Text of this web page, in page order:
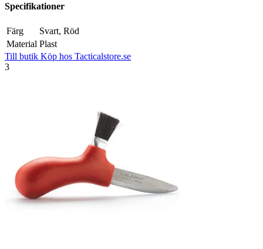
Specifikationer
Färg
Svart, Röd
Material Plast
Till butik Köp hos Tacticalstore.se
3